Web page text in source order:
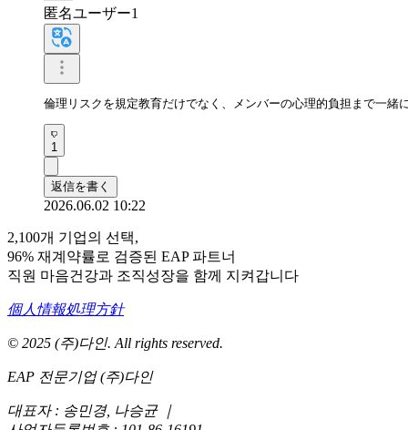
匿名ユーザー1
倫理リスクを規定教育だけでなく、メンバーの心理的負担まで一
1
返信を書く
2026.06.02 10:22
2,100개 기업의 선택,
96% 재계약률로 검증된 EAP 파트너
직원 마음건강과 조직성장을 함께 지켜갑니다
個人情報処理方針
© 2025 (주)다인. All rights reserved.
EAP 전문기업 (주)다인
대표자 : 송민경, 나승균 ｜